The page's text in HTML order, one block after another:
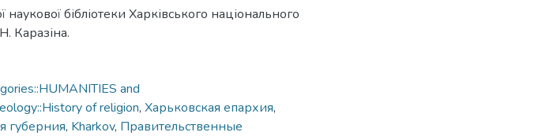
бібліотеки Харківського національного
Каразіна.
and
of religion, Харьковская епархия,
губерния, Kharkov, Правительственные